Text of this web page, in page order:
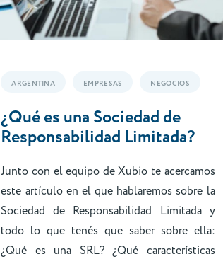
ARGENTINA EMPRESAS NEGOCIOS
¿Qué es una Sociedad de
Responsabilidad Limitada?
Junto con el equipo de Xubio te acercamos
este artículo en el que hablaremos sobre la
Sociedad de Responsabilidad Limitada y
todo lo que tenés que saber sobre ella:
¿Qué es una SRL? ¿Qué características